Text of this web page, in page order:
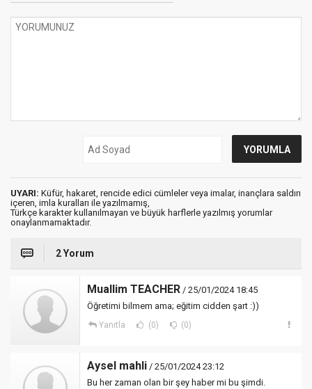
UYARI: Küfür, hakaret, rencide edici cümleler veya imalar, inançlara saldırı
içeren, imla kuralları ile yazılmamış,
Türkçe karakter kullanılmayan ve büyük harflerle yazılmış yorumlar
onaylanmamaktadır.
2 Yorum
Muallim TEACHER / 25/01/2024 18:45
Öğretimi bilmem ama; eğitim cidden şart :))
Yanıtla (0) (0)
Aysel mahli / 25/01/2024 23:12
Bu her zaman olan bir şey haber mi bu şimdi.